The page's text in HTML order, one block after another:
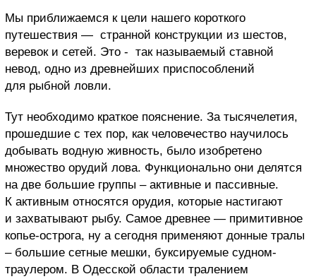
Мы приближаемся к цели нашего короткого
путешествия — странной конструкции из шестов,
веревок и сетей. Это - так называемый ставной
невод, одно из древнейших приспособлений
для рыбной ловли.
Тут необходимо краткое пояснение. За тысячелетия,
прошедшие с тех пор, как человечество научилось
добывать водную живность, было изобретено
множество орудий лова. Функционально они делятся
на две большие группы – активные и пассивные.
К активным относятся орудия, которые настигают
и захватывают рыбу. Самое древнее — примитивное
копье-острога, ну а сегодня применяют донные тралы
– большие сетные мешки, буксируемые судном-
траулером. В Одесской области тралением